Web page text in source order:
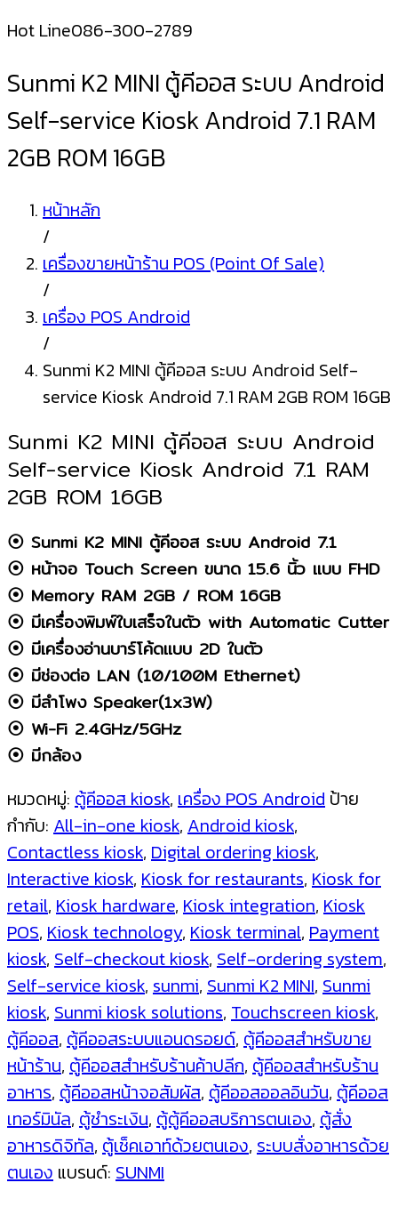
Hot Line086-300-2789
Sunmi K2 MINI ตู้คีออส ระบบ Android
Self-service Kiosk Android 7.1 RAM
2GB ROM 16GB
หน้าหลัก
/
เครื่องขายหน้าร้าน POS (Point Of Sale)
/
เครื่อง POS Android
/
Sunmi K2 MINI ตู้คีออส ระบบ Android Self-
service Kiosk Android 7.1 RAM 2GB ROM 16GB
Sunmi K2 MINI ตู้คีออส ระบบ Android
Self-service Kiosk Android 7.1 RAM
2GB ROM 16GB
⦿ Sunmi K2 MINI ตู้คีออส ระบบ Android 7.1
⦿ หน้าจอ Touch Screen ขนาด 15.6 นิ้ว แบบ FHD
⦿ Memory RAM 2GB / ROM 16GB
⦿ มีเครื่องพิมพ์ใบเสร็จในตัว with Automatic Cutter
⦿ มีเครื่องอ่านบาร์โค้ดแบบ 2D ในตัว
⦿ มีช่องต่อ LAN (10/100M Ethernet)
⦿ มีลำโพง Speaker(1x3W)
⦿ Wi-Fi 2.4GHz/5GHz
⦿ มีกล้อง
หมวดหมู่: ตู้คีออส kiosk, เครื่อง POS Android ป้าย
กำกับ: All-in-one kiosk, Android kiosk,
Contactless kiosk, Digital ordering kiosk,
Interactive kiosk, Kiosk for restaurants, Kiosk for
retail, Kiosk hardware, Kiosk integration, Kiosk
POS, Kiosk technology, Kiosk terminal, Payment
kiosk, Self-checkout kiosk, Self-ordering system,
Self-service kiosk, sunmi, Sunmi K2 MINI, Sunmi
kiosk, Sunmi kiosk solutions, Touchscreen kiosk,
ตู้คีออส, ตู้คีออสระบบแอนดรอยด์, ตู้คีออสสำหรับขาย
หน้าร้าน, ตู้คีออสสำหรับร้านค้าปลีก, ตู้คีออสสำหรับร้าน
อาหาร, ตู้คีออสหน้าจอสัมผัส, ตู้คีออสออลอินวัน, ตู้คีออส
เทอร์มินัล, ตู้ชำระเงิน, ตู้ตู้คีออสบริการตนเอง, ตู้สั่ง
อาหารดิจิทัล, ตู้เช็คเอาท์ด้วยตนเอง, ระบบสั่งอาหารด้วย
ตนเอง แบรนด์: SUNMI